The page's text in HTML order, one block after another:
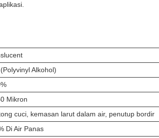
(Polyvinyl Alkohol)
Mikron
cuci, kemasan larut dalam air, penutup bordir
Di Air Panas